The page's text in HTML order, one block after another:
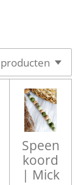
Speen
koord
| Mick